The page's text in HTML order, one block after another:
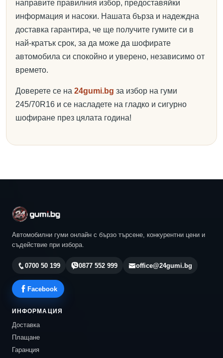
направите правилния избор, предоставяйки
информация и насоки. Нашата бърза и надеждна
доставка гарантира, че ще получите гумите си в
най-кратък срок, за да може да шофирате
автомобила си спокойно и уверено, независимо от
времето.
Доверете се на 24gumi.bg за избор на гуми
245/70R16 и се насладете на гладко и сигурно
шофиране през цялата година!
Автомобилни гуми онлайн с бързо търсене, конкурентни цени и
съдействие при избора.
0700 50 199 0877 552 999 office@24gumi.bg
Facebook
ИНФОРМАЦИЯ
Доставка
Плащане
Гаранция